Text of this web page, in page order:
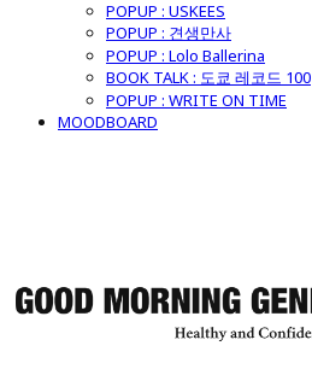
POPUP : USKEES
POPUP : 견생만사
POPUP : Lolo Ballerina
BOOK TALK : 도쿄 레코드 100
POPUP : WRITE ON TIME
MOODBOARD